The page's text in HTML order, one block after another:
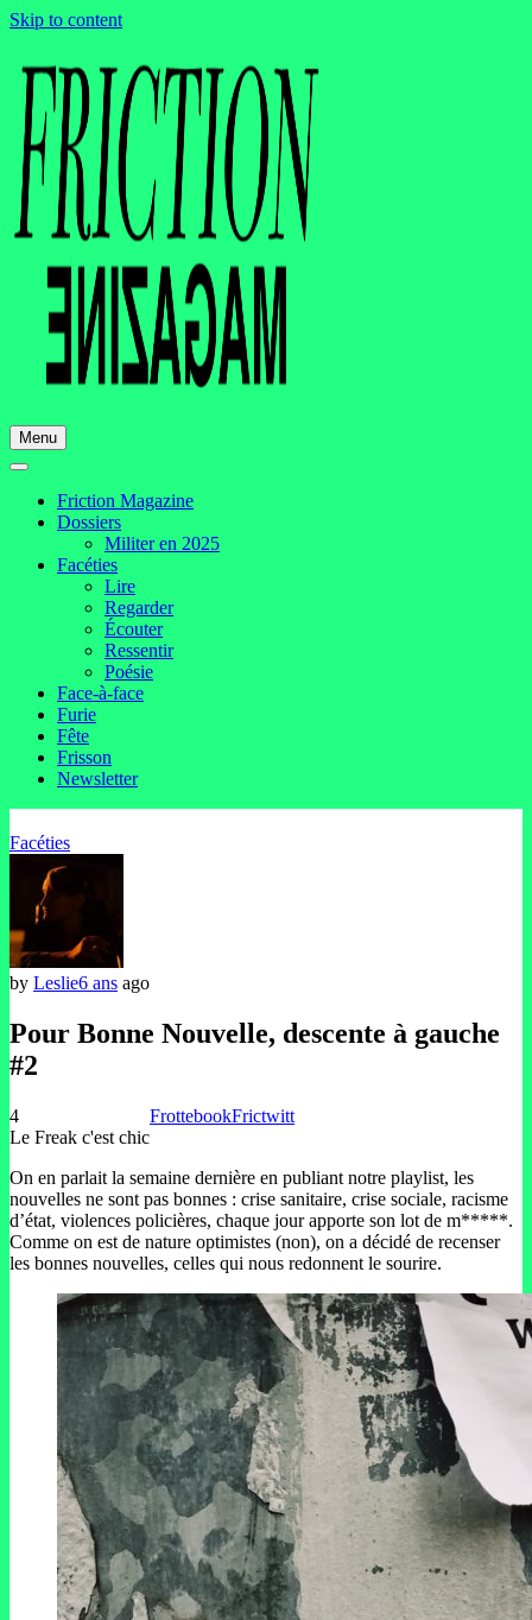
Skip to content
Menu
Friction Magazine
Dossiers
Militer en 2025
Facéties
Lire
Regarder
Écouter
Ressentir
Poésie
Face-à-face
Furie
Fête
Frisson
Newsletter
Facéties
by Leslie6 ans ago
Pour Bonne Nouvelle, descente à gauche
#2
4
Le Freak c'est chic
FrottebookFrictwitt
On en parlait la semaine dernière en publiant notre playlist, les
nouvelles ne sont pas bonnes : crise sanitaire, crise sociale, racisme
d’état, violences policières, chaque jour apporte son lot de m*****.
Comme on est de nature optimistes (non), on a décidé de recenser
les bonnes nouvelles, celles qui nous redonnent le sourire.